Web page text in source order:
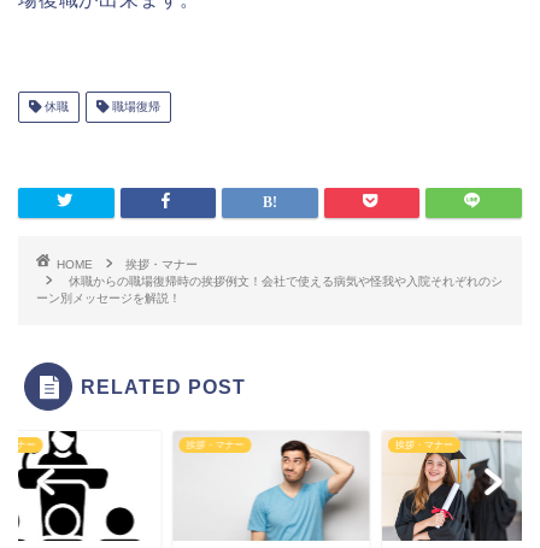
休職 職場復帰
HOME
挨拶・マナー
休職からの職場復帰時の挨拶例文！会社で使える病気や怪我や入院それぞれのシ
ーン別メッセージを解説！
RELATED POST
マナー 挨拶・マナー 挨拶・マナー